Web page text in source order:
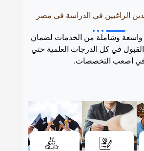
الراغبين في الدراسة في مصر
وشاملة من الخدمات لضمان
في كل الدرجات العلمية حتي
أصعب التخصصات.